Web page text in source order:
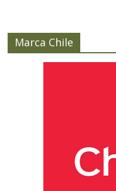
Marca Chile